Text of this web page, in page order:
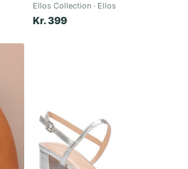
Ellos Collection Ellos
Kr. 399